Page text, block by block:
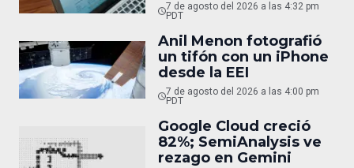
7 de agosto del 2026 a las 4:32 pm
PDT
Anil Menon fotografió
un tifón con un iPhone
desde la EEI
7 de agosto del 2026 a las 4:00 pm
PDT
Google Cloud creció
82%; SemiAnalysis ve
rezago en Gemini